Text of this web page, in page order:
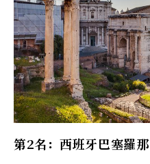
第2名：西班牙巴塞羅那